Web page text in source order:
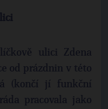
ulici Zdena
od prázdnin v této
(končí jí funkční
pracovala jako